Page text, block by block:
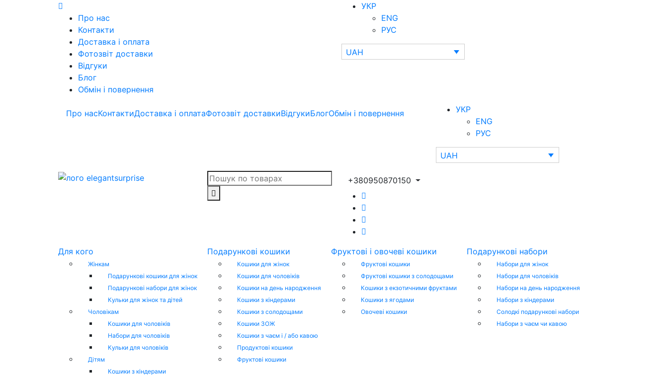
Про нас
Контакти
Доставка і оплата
Фотозвіт доставки
Відгуки
Блог
Обмін і повернення
УКР
ENG
РУС
UAH
Про насКонтактиДоставка і оплатаФотозвіт доставкиВідгукиБлогОбмін і повернення
УКР
ENG
РУС
UAH
+380950870150
Для кого
Жінкам
Подарункові кошики для жінок
Подарункові набори для жінок
Кульки для жінок та дітей
Чоловікам
Кошики для чоловіків
Набори для чоловіків
Кульки для чоловіків
Дітям
Кошики з кіндерами
Подарункові кошики
Кошики для жінок
Кошики для чоловіків
Кошики на день народження
Кошики з кіндерами
Кошики з солодощами
Кошики ЗОЖ
Кошики з чаєм і / або кавою
Продуктові кошики
Фруктові кошики
Фруктові і овочеві кошики
Фруктові кошики
Фруктові кошики з солодощами
Кошики з екзотичними фруктами
Кошики з ягодами
Овочеві кошики
Подарункові набори
Набори для жінок
Набори для чоловіків
Набори на день народження
Набори з кіндерами
Cолодкі подарункові набори
Набори з чаєм чи кавою